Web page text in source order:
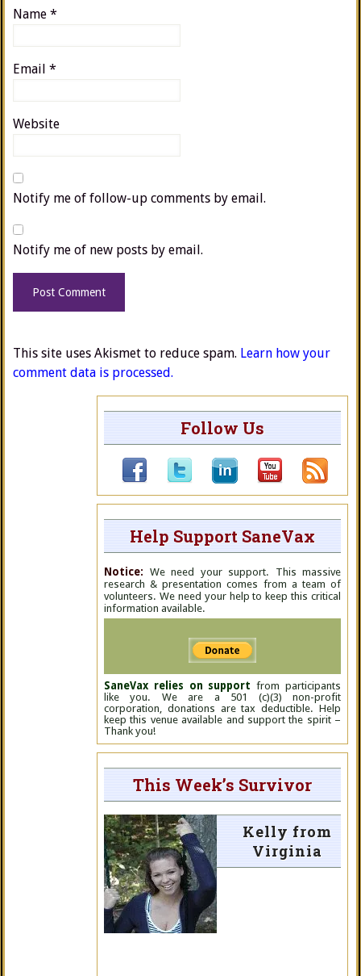
Name *
Email *
Website
Notify me of follow-up comments by email.
Notify me of new posts by email.
This site uses Akismet to reduce spam. Learn how your
comment data is processed.
Follow Us
Help Support SaneVax
Notice: We need your support. This massive
research & presentation comes from a team of
volunteers. We need your help to keep this critical
information available.
SaneVax relies on support from participants
like you. We are a 501 (c)(3) non-profit
corporation, donations are tax deductible. Help
keep this venue available and support the spirit –
Thank you!
This Week’s Survivor
Kelly from
Virginia